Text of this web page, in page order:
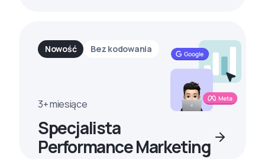
Nowość Bez kodowania
3+ miesiące
Specjalista
Performance Marketing